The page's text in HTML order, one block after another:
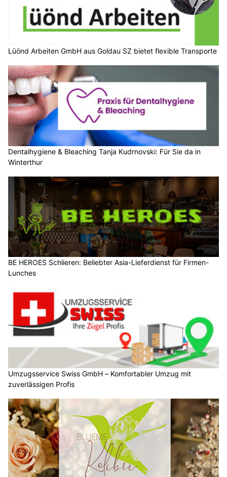
Lüönd Arbeiten GmbH aus Goldau SZ bietet flexible Transporte
Dentalhygiene & Bleaching Tanja Kudrnovski: Für Sie da in
Winterthur
BE HEROES Schlieren: Beliebter Asia-Lieferdienst für Firmen-
Lunches
Umzugsservice Swiss GmbH – Komfortabler Umzug mit
zuverlässigen Profis